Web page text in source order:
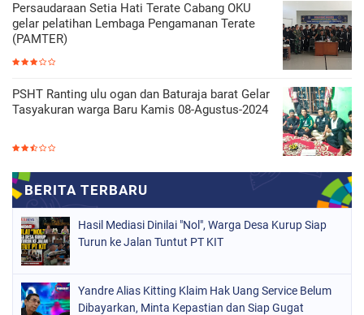
Persaudaraan Setia Hati Terate Cabang OKU
gelar pelatihan Lembaga Pengamanan Terate
(PAMTER)
PSHT Ranting ulu ogan dan Baturaja barat Gelar
Tasyakuran warga Baru Kamis 08-Agustus-2024
Hasil Mediasi Dinilai "Nol", Warga Desa Kurup Siap
Turun ke Jalan Tuntut PT KIT
Yandre Alias Kitting Klaim Hak Uang Service Belum
Dibayarkan, Minta Kepastian dan Siap Gugat